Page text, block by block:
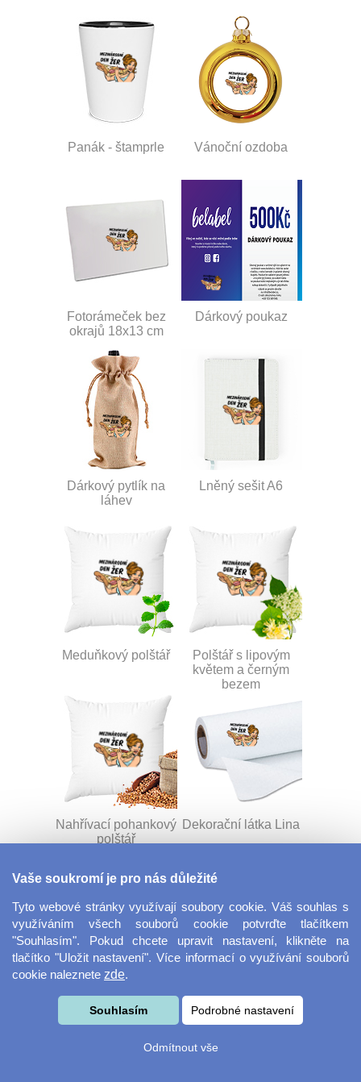
Panák - štamprle Vánoční ozdoba
Fotorámeček bez
okrajů 18x13 cm
Dárkový poukaz
Dárkový pytlík na
láhev
Lněný sešit A6
Meduňkový polštář
Polštář s lipovým
květem a černým
bezem
Nahřívací pohankový
polštář
Dekorační látka Lina
Dekorační látka
Miranda
Šňůrka na klíče s
přezkou
Vaše soukromí je pro nás důležité
Tyto webové stránky využívají soubory cookie. Váš souhlas s
využíváním všech souborů cookie potvrďte tlačítkem
"Souhlasím". Pokud chcete upravit nastavení, klikněte na
tlačítko "Uložit nastavení". Více informací o využívání souborů
cookie naleznete zde.
Souhlasím Podrobné nastavení
Odmítnout vše